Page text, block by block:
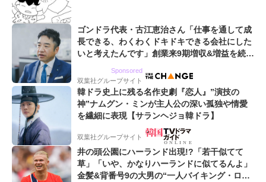
ゴンドラ代表・古江恵治さん「仕事を通して成
長できる、わくわくドキドキできる会社にした
いと考えたんです」創業来9期増収&増益を続け
Sponsored
双葉社グループサイト
韓ドラ史上に残る名作史劇『恋人』”演技の
神”ナムグン・ミンが主人公の深い孤独や情愛
を繊細に表現【サランヘジョ韓ドラ】
双葉社グループサイト
井の頭公園にハーランド出現!?「若干似てて
草」「いや、かなりハーランドに似てるんよ」
金髪&背番号9の大男の“一人バイキング・ロ